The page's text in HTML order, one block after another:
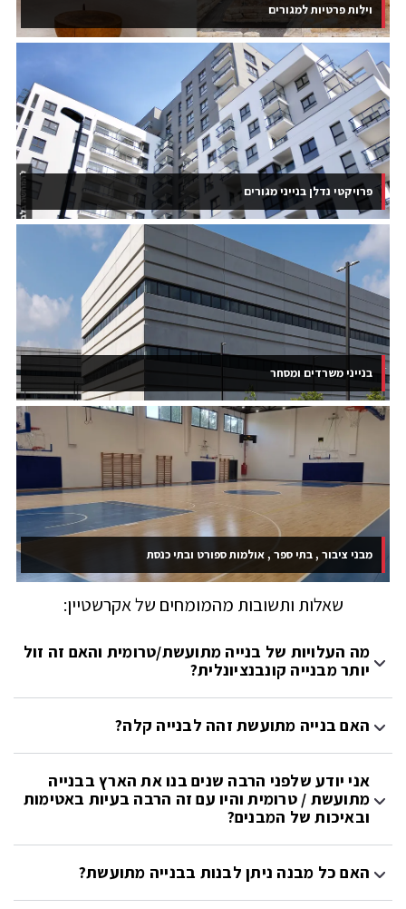
וילות פרטיות למגורים
פרויקטי נדלן בנייני מגורים
בנייני משרדים ומסחר
מבני ציבור , בתי ספר , אולמות ספורט ובתי כנסת
שאלות ותשובות מהמומחים של אקרשטיין:
מה העלויות של בנייה מתועשת/טרומית והאם זה זול
יותר מבנייה קונבנציונלית?
האם בנייה מתועשת זהה לבנייה קלה?
אני יודע שלפני הרבה שנים בנו את הארץ בבנייה
מתועשת / טרומית והיו עם זה הרבה בעיות באטימות
ובאיכות של המבנים?
האם כל מבנה ניתן לבנות בבנייה מתועשת?